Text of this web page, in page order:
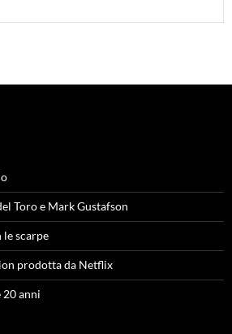
Toro e Mark Gustafson
le scarpe
prodotta da Netflix
20 anni